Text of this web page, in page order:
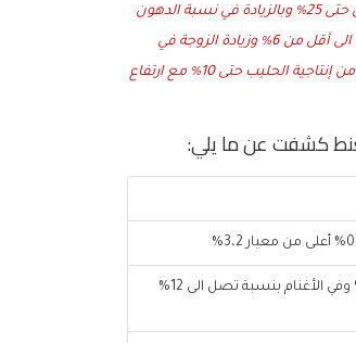
يؤثر جهاز نفرتاري خلال 90 يوماً على العدد البكتيري بالنقصان حتى 25% وبالزيادة في نسبة الدهون
حتى 6% وزيادة كثافة اللبن حتى 0،5% ونقصان حموضة اللبن الى أقل من 6% وزيادة الزوجة في
اللبن حتى 9% ، الطاقة الحيوية التي ينتجها جهاز نفرتاري تزيد من إنتاجية الحليب حتى 10% مع ارتفاع
كشفت عن ما يلي:
زيادة في متوسط انتاج اللحم في العجول تصل الى 30% وفي الأغنام بنسبة تصل الى 12%